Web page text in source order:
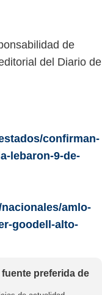
de
del Diario de
confirman-
lebaron-9-de-
amlo-
goodell-alto-
preferida de